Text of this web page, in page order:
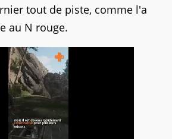
tout de piste, comme l'a
au N rouge.